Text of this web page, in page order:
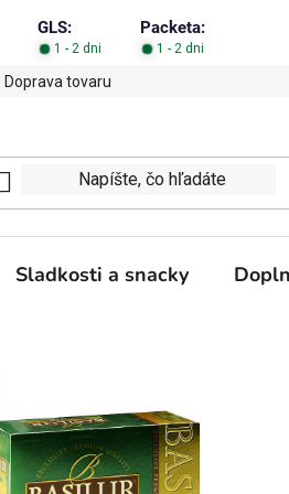
GLS: Packeta:
1 - 2 dni 1 - 2 dni
Doprava tovaru
Sladkosti a snacky